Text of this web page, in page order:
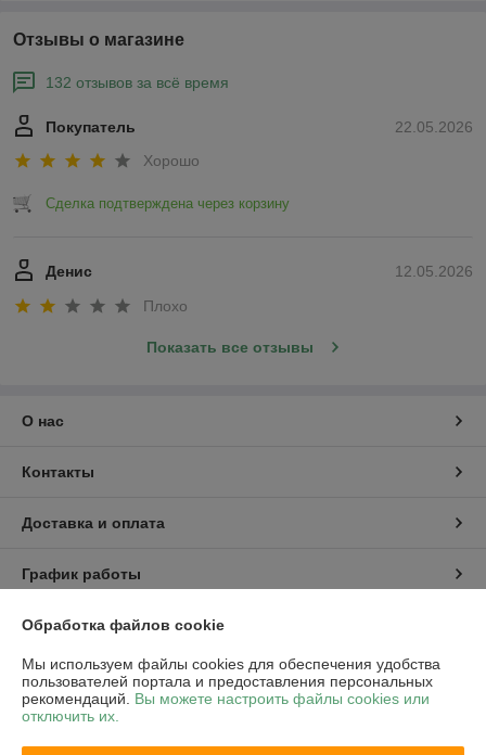
Отзывы о магазине
132 отзывов за всё время
22.05.2026
Покупатель
Хорошо
Сделка подтверждена через корзину
12.05.2026
Денис
Плохо
Показать все отзывы
О нас
Контакты
Доставка и оплата
График работы
Полная версия сайта
Политика обработки cookies
Сайт создан на платформе Deal.by
Обработка файлов cookie
Мы используем файлы cookies для обеспечения удобства
пользователей портала и предоставления персональных
рекомендаций. Вы можете настроить файлы cookies или
отключить их.